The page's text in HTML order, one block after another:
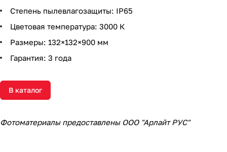
Степень пылевлагозащиты: IP65
Цветовая температура: 3000 К
Размеры: 132×132×900 мм
Гарантия: 3 года
В каталог
Фотоматериалы предоставлены ООО "Арлайт РУС"